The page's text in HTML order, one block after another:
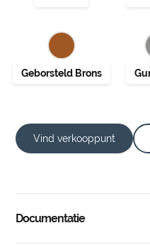
Vind verkooppunt
Documentatie